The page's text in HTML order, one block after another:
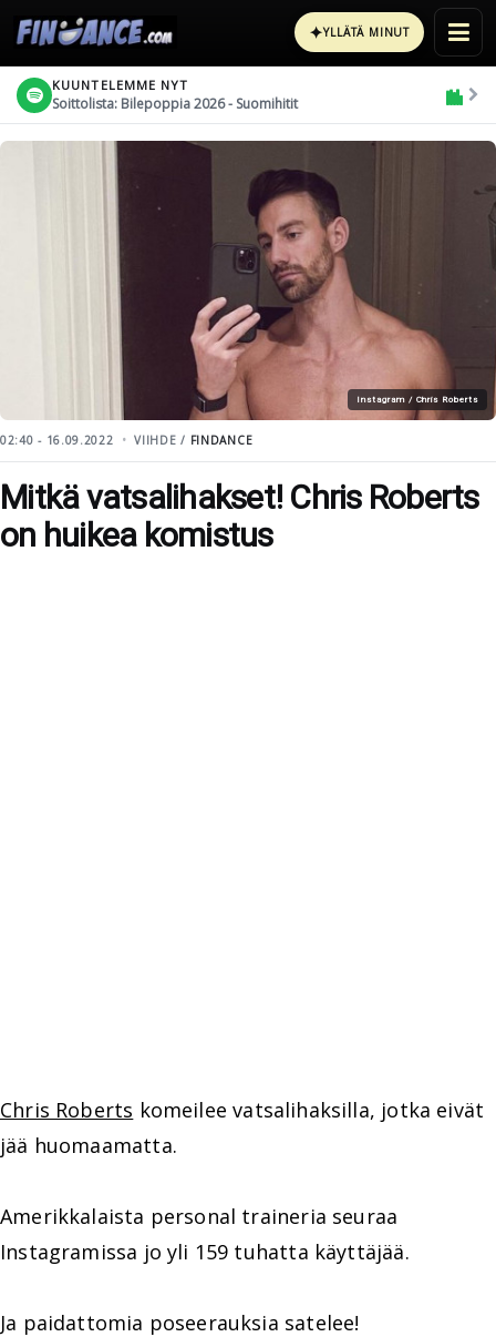
✦YLLÄTÄ MINUT
KUUNTELEMME NYT
Soittolista: Bilepoppia 2026 - Suomihitit
Instagram / Chris Roberts
02:40 - 16.09.2022 VIIHDE / FINDANCE
Mitkä vatsalihakset! Chris Roberts
on huikea komistus
Chris Roberts komeilee vatsalihaksilla, jotka eivät
jää huomaamatta.
Amerikkalaista personal traineria seuraa
Instagramissa jo yli 159 tuhatta käyttäjää.
Ja paidattomia poseerauksia satelee!